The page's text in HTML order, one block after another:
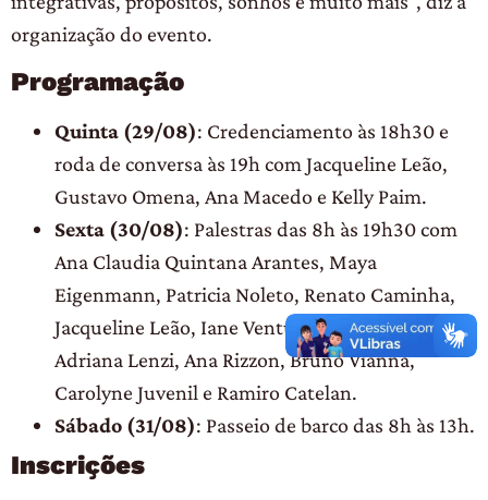
organização do evento.
Programação
Quinta (29/08): Credenciamento às 18h30 e
roda de conversa às 19h com Jacqueline Leão,
Gustavo Omena, Ana Macedo e Kelly Paim.
Sexta (30/08): Palestras das 8h às 19h30 com
Ana Claudia Quintana Arantes, Maya
Eigenmann, Patricia Noleto, Renato Caminha,
Jacqueline Leão, Iane Ventura, Kelly Paim,
Adriana Lenzi, Ana Rizzon, Bruno Vianna,
Carolyne Juvenil e Ramiro Catelan.
Sábado (31/08): Passeio de barco das 8h às 13h.
Inscrições